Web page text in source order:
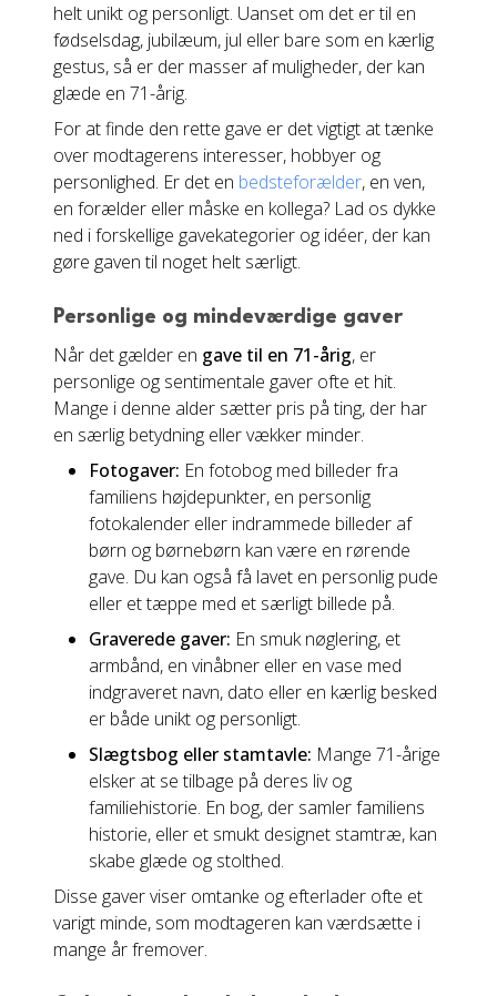
helt unikt og personligt. Uanset om det er til en
fødselsdag, jubilæum, jul eller bare som en kærlig
gestus, så er der masser af muligheder, der kan
glæde en 71-årig.
For at finde den rette gave er det vigtigt at tænke
over modtagerens interesser, hobbyer og
personlighed. Er det en bedsteforælder, en ven,
en forælder eller måske en kollega? Lad os dykke
ned i forskellige gavekategorier og idéer, der kan
gøre gaven til noget helt særligt.
Personlige og mindeværdige gaver
Når det gælder en gave til en 71-årig, er
personlige og sentimentale gaver ofte et hit.
Mange i denne alder sætter pris på ting, der har
en særlig betydning eller vækker minder.
Fotogaver: En fotobog med billeder fra
familiens højdepunkter, en personlig
fotokalender eller indrammede billeder af
børn og børnebørn kan være en rørende
gave. Du kan også få lavet en personlig pude
eller et tæppe med et særligt billede på.
Graverede gaver: En smuk nøglering, et
armbånd, en vinåbner eller en vase med
indgraveret navn, dato eller en kærlig besked
er både unikt og personligt.
Slægtsbog eller stamtavle: Mange 71-årige
elsker at se tilbage på deres liv og
familiehistorie. En bog, der samler familiens
historie, eller et smukt designet stamtræ, kan
skabe glæde og stolthed.
Disse gaver viser omtanke og efterlader ofte et
varigt minde, som modtageren kan værdsætte i
mange år fremover.